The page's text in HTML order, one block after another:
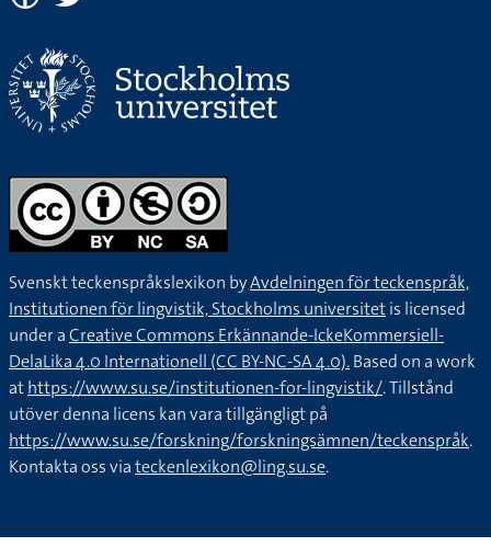
Svenskt teckenspråkslexikon byAvdelningen för teckenspråk,
Institutionen för lingvistik, Stockholms universitetis licensed
under aCreative Commons Erkännande-IckeKommersiell-
DelaLika 4.0 Internationell (CC BY-NC-SA 4.0).Based on a work
athttps://www.su.se/institutionen-for-lingvistik/. Tillstånd
utöver denna licens kan vara tillgängligt på
https://www.su.se/forskning/forskningsämnen/teckenspråk.
Kontakta oss viateckenlexikon@ling.su.se.